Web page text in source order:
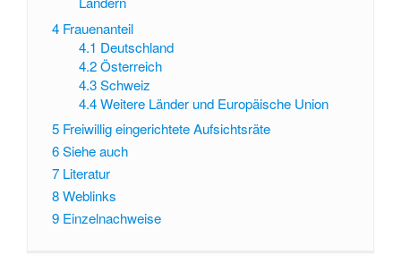
4 Frauenanteil
4.1 Deutschland
4.2 Österreich
4.3 Schweiz
4.4 Weitere Länder und Europäische Union
5 Freiwillig eingerichtete Aufsichtsräte
6Siehe auch
7 Literatur
8Weblinks
9 Einzelnachweise